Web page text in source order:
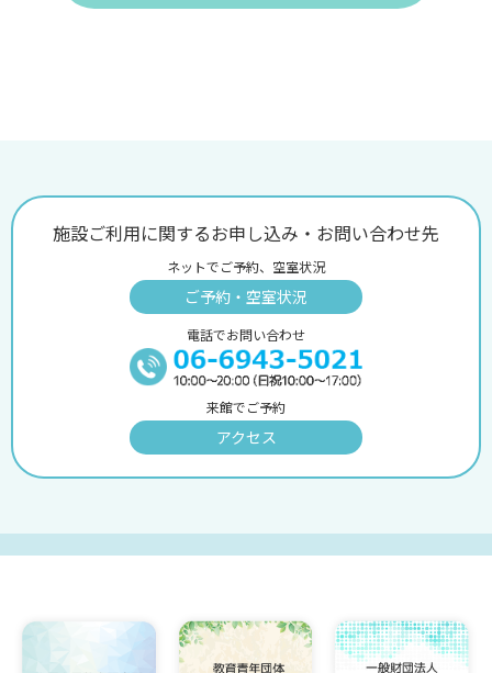
施設ご利用に関するお申し込み・お問い合わせ先
ネットでご予約、空室状況
ご予約・空室状況
電話でお問い合わせ
来館でご予約
アクセス